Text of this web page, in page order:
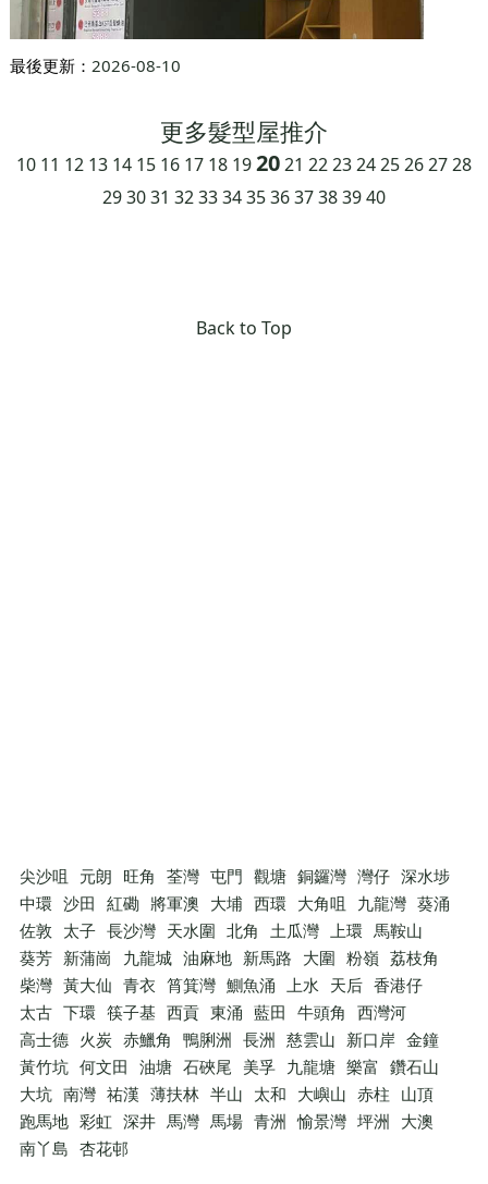
最後更新： 2026-08-10
更多髮型屋推介
10 11 12 13 14 15 16 17 18 192021 22232425262728
293031 323334353637383940
Back to Top
尖沙咀 元朗 旺角 荃灣 屯門 觀塘 銅鑼灣 灣仔 深水埗
中環 沙田 紅磡 將軍澳 大埔 西環 大角咀 九龍灣 葵涌
佐敦 太子 長沙灣 天水圍 北角 土瓜灣 上環 馬鞍山
葵芳 新蒲崗 九龍城 油麻地 新馬路 大圍 粉嶺 荔枝角
柴灣 黃大仙 青衣 筲箕灣 鰂魚涌 上水 天后 香港仔
太古 下環 筷子基 西貢 東涌 藍田 牛頭角 西灣河
高士德 火炭 赤鱲角 鴨脷洲 長洲 慈雲山 新口岸 金鐘
黃竹坑 何文田 油塘 石硤尾 美孚 九龍塘 樂富 鑽石山
大坑 南灣 祐漢 薄扶林 半山 太和 大嶼山 赤柱 山頂
跑馬地 彩虹 深井 馬灣 馬場 青洲 愉景灣 坪洲 大澳
南丫島 杏花邨